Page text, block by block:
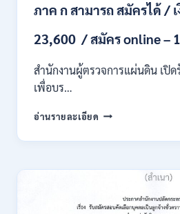
+
เงิน
สูงสุด
15
2569
ภาค ก สามารถ สมัครได้ /
23,600 / สมัคร online –
สำนักงานผู้ตรวจการแผ่นดิน เปิ
เพื่อบร…
อ่านรายละเอียด สำนักงาน
ตรวจ
แผ่น
รับ